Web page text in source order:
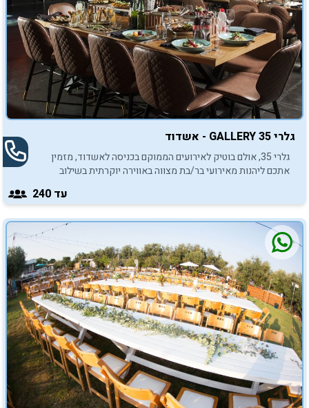
גלרי GALLERY 35 - אשדוד
גלרי 35, אולם בוטיק לאירועים הממוקם בכניסה לאשדוד, מזמין
אתכם ליהנות מאירועי בר/בת מצווה באווירה יוקרתית בשילוב
עד 240